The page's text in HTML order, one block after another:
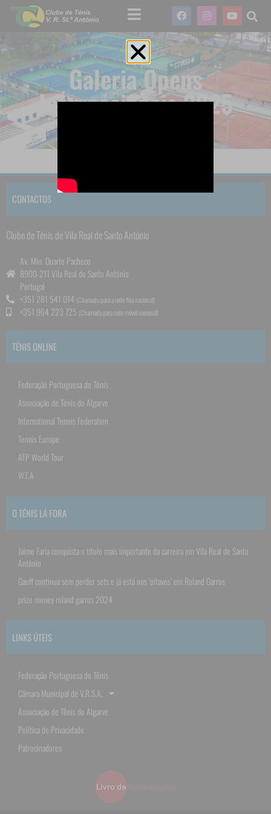
Galeria Opens
Internacionais 2025
CONTACTOS
Clube de Ténis de Vila Real de Santo António
Av. Min. Duarte Pacheco
8900-211 Vila Real de Santo António
Portugal
+351 281 541 014 (Chamada para a rede fixa nacional)
+351 964 223 725 (Chamada para rede móvel nacional)
TÉNIS ONLINE
Federação Portuguesa de Ténis
Associação de Ténis do Algarve
International Tennis Federation
Tennis Europe
ATP World Tour
W.T.A
O TÉNIS LÁ FORA
Jaime Faria conquista o título mais importante da carreira em Vila Real de Santo
António
Gauff continua sem perder sets e já está nos ‘oitavos’ em Roland Garros
prize money roland garros 2024
LINKS ÚTEIS
Federação Portuguesa de Tênis
Câmara Municipal de V.R.S.A.
Associação de Tênis do Algarve
Política de Privacidade
Patrocinadores